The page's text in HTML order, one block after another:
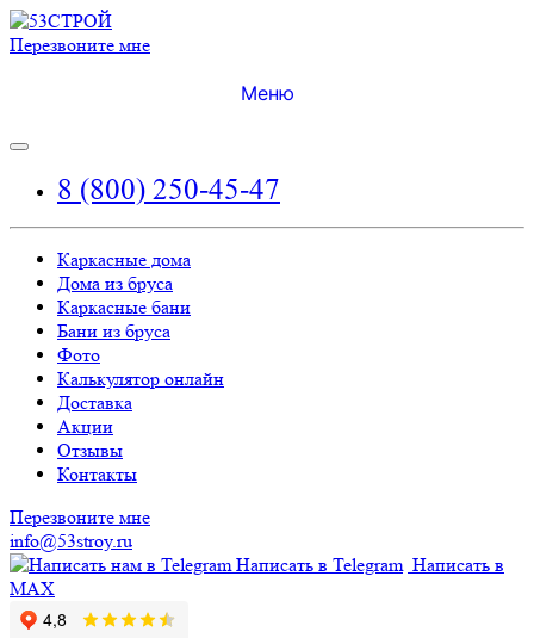
Перезвоните мне
Меню
8 (800) 250-45-47
Каркасные дома
Дома из бруса
Каркасные бани
Бани из бруса
Фото
Калькулятор онлайн
Доставка
Акции
Отзывы
Контакты
Перезвоните мне
info@53stroy.ru
Написать в Telegram Написать в
MAX